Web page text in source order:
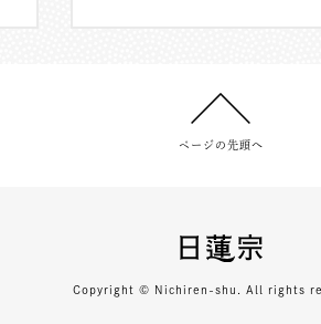
ページの先頭へ
Copyright © Nichiren-shu. All rights